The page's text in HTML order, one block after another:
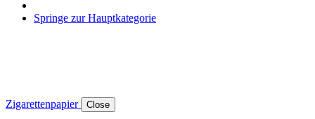
Springe zur Hauptkategorie
Zigarettenpapier Close